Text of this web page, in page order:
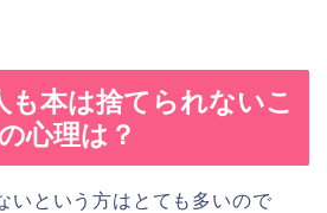
も本は捨てられないこ
心理は？
いという方はとても多いので